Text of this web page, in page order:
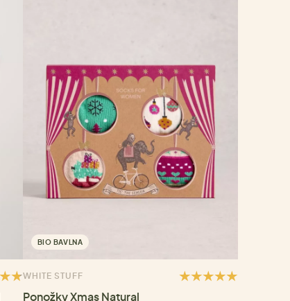
BIO BAVLNA
WHITE STUFF
Ponožky Xmas Natural